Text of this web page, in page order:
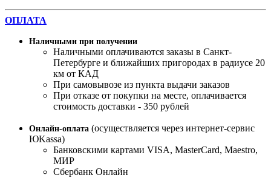
ОПЛАТА
Наличными при получении
Наличными оплачиваются заказы в Санкт-
Петербурге и ближайших пригородах в радиусе 20
км от КАД
При самовывозе из пункта выдачи заказов
При отказе от покупки на месте, оплачивается
стоимость доставки - 350 рублей
Онлайн-оплата (осуществляется через интернет-сервис
ЮKassa)
Банковскими картами VISA, MasterСard, Maestro,
МИР
Сбербанк Онлайн